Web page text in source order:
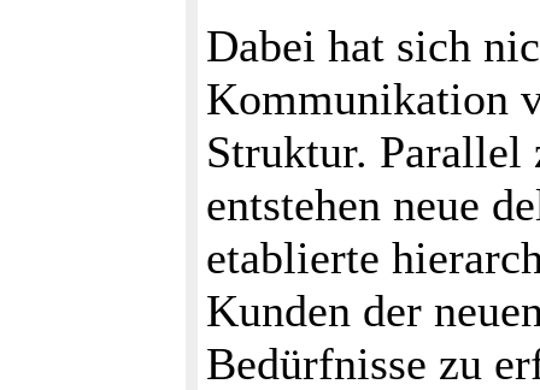
Dabei hat sich
Kommunikation
Struktur. Parallel
entstehen neue
etablierte
Kunden der
Bedürfnisse zu